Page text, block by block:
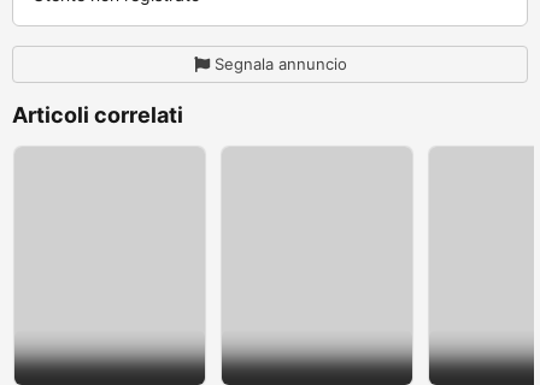
Segnala annuncio
Articoli correlati